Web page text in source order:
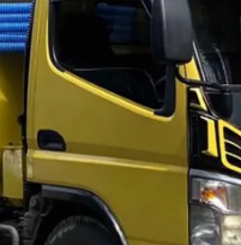
maka menggunakan
akan disedot dan
Pembuangan Limbah
limbah sedot
tempat pembuangan